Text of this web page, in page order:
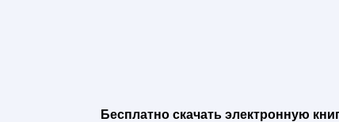
Бесплатно скачать электронную